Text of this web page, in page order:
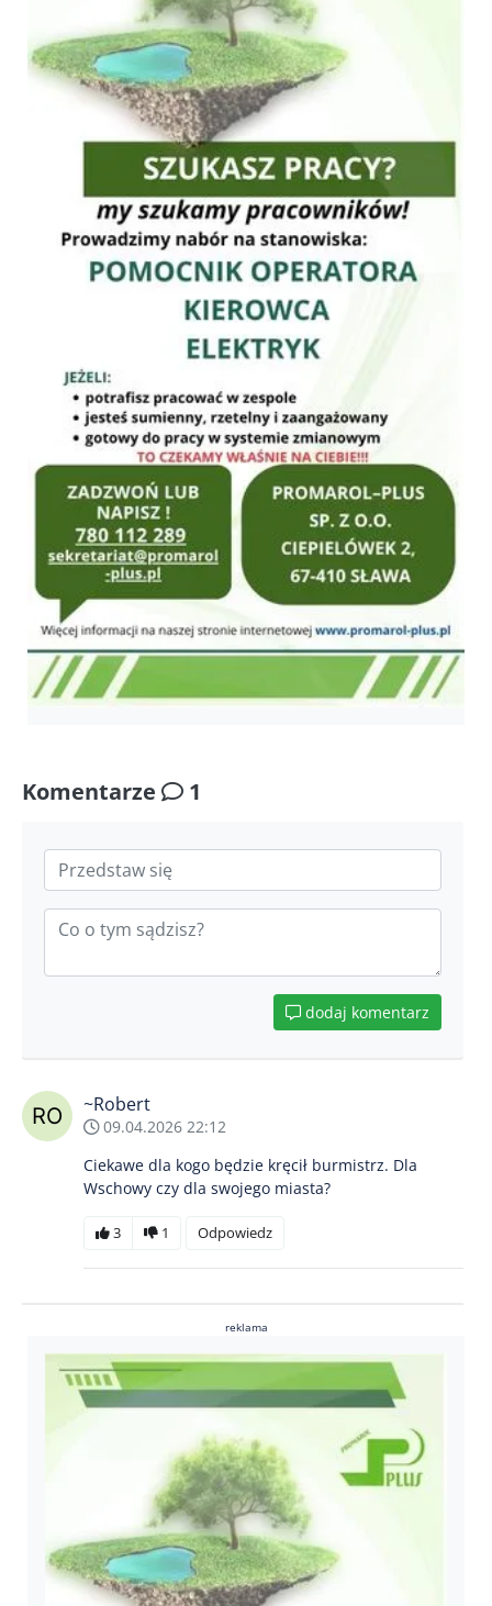
Komentarze 1
dodaj komentarz
~Robert
09.04.2026 22:12
Ciekawe dla kogo będzie kręcił burmistrz. Dla
Wschowy czy dla swojego miasta?
3 1 Odpowiedz
reklama